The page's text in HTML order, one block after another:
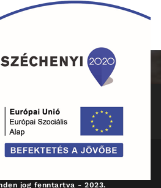
KAPCSOLAT
jog fenntartva - 2023.